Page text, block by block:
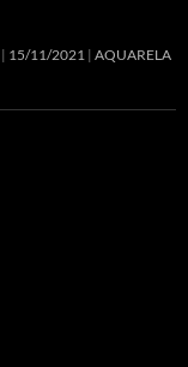
15/11/2021 AQUARELA